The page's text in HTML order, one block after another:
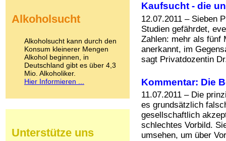
Kaufsucht - die
12.07.2011 – Sieben
Studien gefährdet,
Zahlen: mehr als fünf
anerkannt, im
sagt Privatdozentin
Kommentar: Die
11.07.2011 – Die
es grundsätzlich
gesellschaftlich
schlechtes Vorbild.
umsehen, um über
Kokain
LSD
Marihuana
Medikamente
Meskalin
Metamphetamin
Methadon
Pilze
Alkoholsucht
Alkoholsucht kann durch den
Konsum kleinerer Mengen
Alkohol beginnen, in
Deutschland gibt es über 4,3
Mio. Alkoholiker.
Hier Informieren ...
Unterstütze uns